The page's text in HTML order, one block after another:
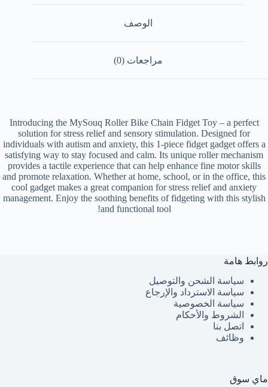
الوصف
مراجعات (0)
Introducing the MySouq Roller Bike Chain Fidget Toy – a perfect
solution for stress relief and sensory stimulation. Designed for
individuals with autism and anxiety, this 1-piece fidget gadget offers a
satisfying way to stay focused and calm. Its unique roller mechanism
provides a tactile experience that can help enhance fine motor skills
and promote relaxation. Whether at home, school, or in the office, this
cool gadget makes a great companion for stress relief and anxiety
management. Enjoy the soothing benefits of fidgeting with this stylish
and functional tool!
روابط هامة
سياسة الشحن والتوصيل
سياسة الاسترداد والإرجاع
سياسة الخصوصية
الشروط والأحكام
اتصل بنا
وظائف
ماي سوق